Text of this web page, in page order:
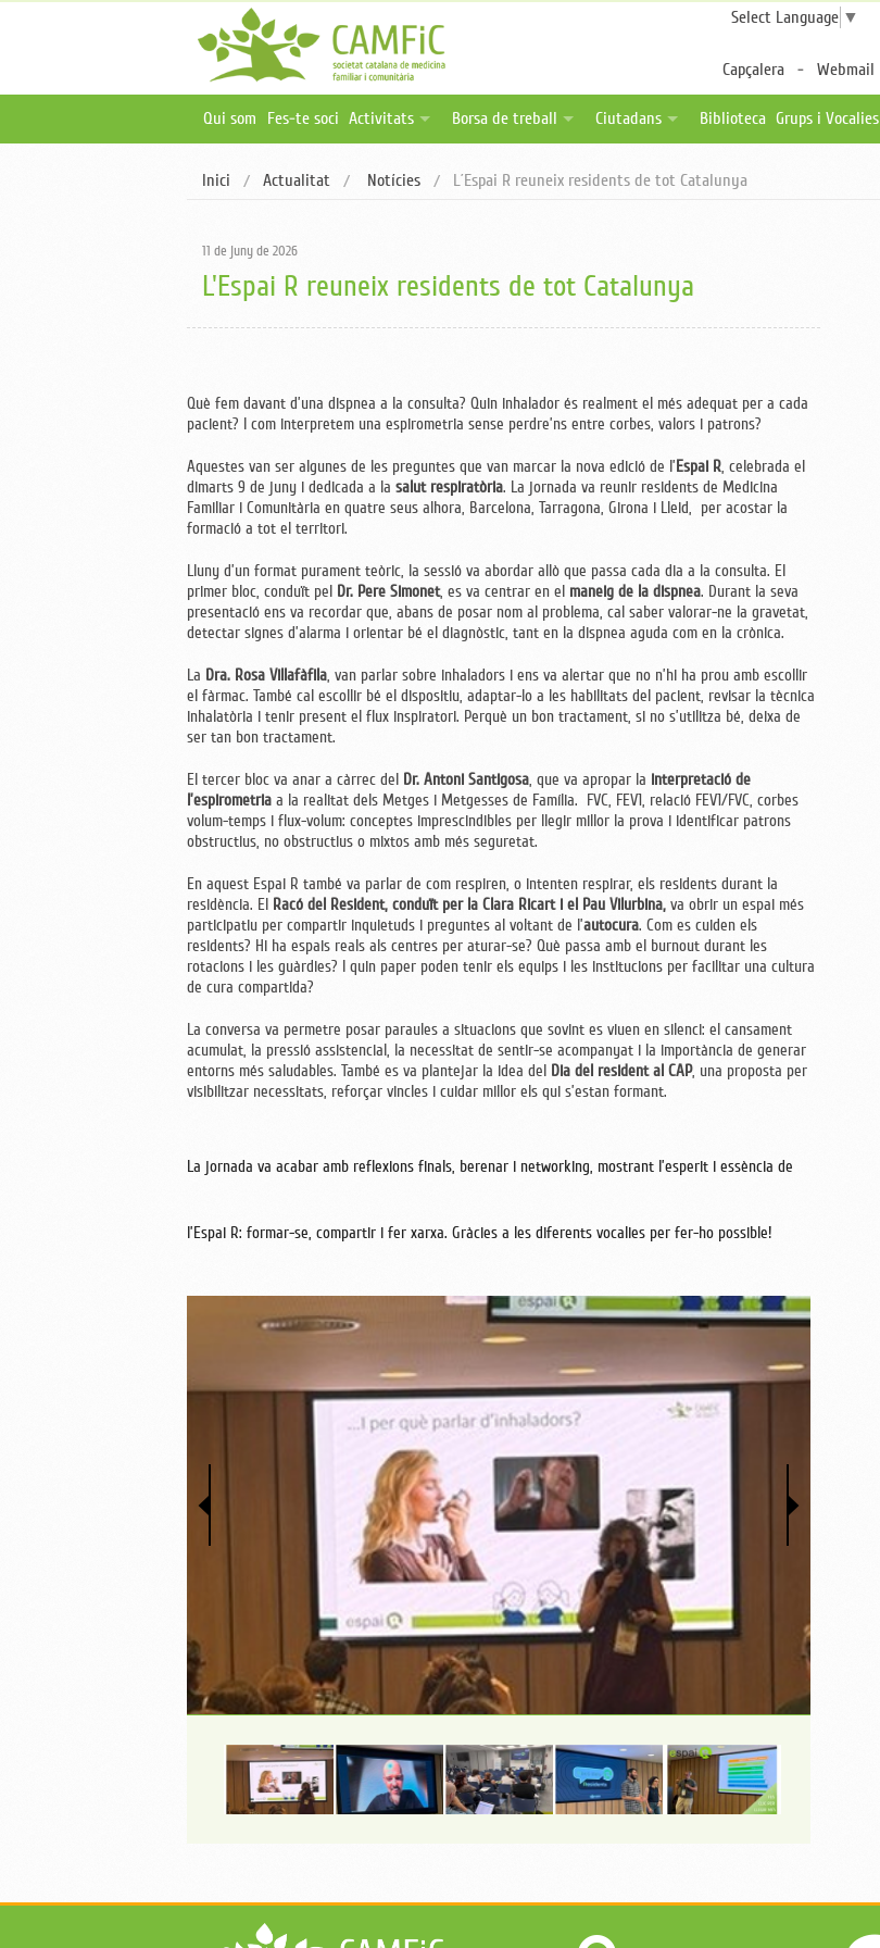
Select Language ▼
Capçalera Webmail
Qui som Fes-te soci Activitats
Activitats online i a distància
Borsa de treball
Publica una oferta
Ciutadans
Associacions de pacients
Biblioteca Grups i Vocalies
Inici Actualitat Notícies L´Espai R reuneix residents de tot Catalunya
11 de juny de 2026
L'Espai R reuneix residents de tot Catalunya
Què fem davant d’una dispnea a la consulta? Quin inhalador és realment el més adequat per a cada
pacient? I com interpretem una espirometria sense perdre’ns entre corbes, valors i patrons?
Aquestes van ser algunes de les preguntes que van marcar la nova edició de l’Espai R, celebrada el
dimarts 9 de juny i dedicada a la salut respiratòria. La jornada va reunir residents de Medicina
Familiar i Comunitària en quatre seus alhora, Barcelona, Tarragona, Girona i Lleid, per acostar la
formació a tot el territori.
Lluny d’un format purament teòric, la sessió va abordar allò que passa cada dia a la consulta. El
primer bloc, conduït pel Dr. Pere Simonet, es va centrar en el maneig de la dispnea. Durant la seva
presentació ens va recordar que, abans de posar nom al problema, cal saber valorar-ne la gravetat,
detectar signes d’alarma i orientar bé el diagnòstic, tant en la dispnea aguda com en la crònica.
La Dra. Rosa Villafàfila, van parlar sobre inhaladors i ens va alertar que no n’hi ha prou amb escollir
el fàrmac. També cal escollir bé el dispositiu, adaptar-lo a les habilitats del pacient, revisar la tècnica
inhalatòria i tenir present el flux inspiratori. Perquè un bon tractament, si no s’utilitza bé, deixa de
ser tan bon tractament.
El tercer bloc va anar a càrrec del Dr. Antoni Santigosa, que va apropar la interpretació de
l’espirometria a la realitat dels Metges i Metgesses de Família. FVC, FEV1, relació FEV1/FVC, corbes
volum-temps i flux-volum: conceptes imprescindibles per llegir millor la prova i identificar patrons
obstructius, no obstructius o mixtos amb més seguretat.
En aquest Espai R també va parlar de com respiren, o intenten respirar, els residents durant la
residència. El Racó del Resident, conduït per la Clara Ricart i el Pau Vilurbina, va obrir un espai més
participatiu per compartir inquietuds i preguntes al voltant de l’autocura. Com es cuiden els
residents? Hi ha espais reals als centres per aturar-se? Què passa amb el burnout durant les
rotacions i les guàrdies? I quin paper poden tenir els equips i les institucions per facilitar una cultura
de cura compartida?
La conversa va permetre posar paraules a situacions que sovint es viuen en silenci: el cansament
acumulat, la pressió assistencial, la necessitat de sentir-se acompanyat i la importància de generar
entorns més saludables. També es va plantejar la idea del Dia del resident al CAP, una proposta per
visibilitzar necessitats, reforçar vincles i cuidar millor els qui s’estan formant.
La jornada va acabar amb reflexions finals, berenar i networking, mostrant l’esperit i essència de
l’Espai R: formar-se, compartir i fer xarxa. Gràcies a les diferents vocalies per fer-ho possible!